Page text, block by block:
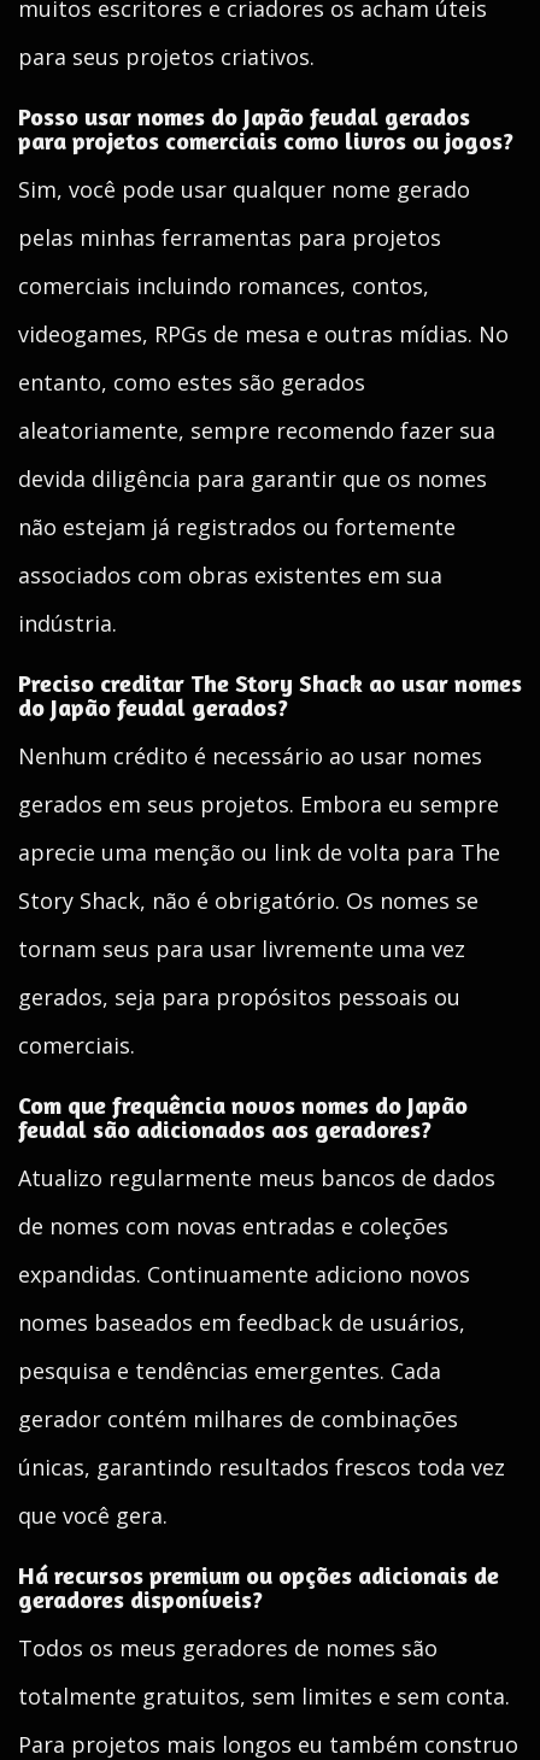
muitos escritores e criadores os acham úteis
para seus projetos criativos.
Posso usar nomes do Japão feudal gerados
para projetos comerciais como livros ou jogos?
Sim, você pode usar qualquer nome gerado
pelas minhas ferramentas para projetos
comerciais incluindo romances, contos,
videogames, RPGs de mesa e outras mídias. No
entanto, como estes são gerados
aleatoriamente, sempre recomendo fazer sua
devida diligência para garantir que os nomes
não estejam já registrados ou fortemente
associados com obras existentes em sua
indústria.
Preciso creditar The Story Shack ao usar nomes
do Japão feudal gerados?
Nenhum crédito é necessário ao usar nomes
gerados em seus projetos. Embora eu sempre
aprecie uma menção ou link de volta para The
Story Shack, não é obrigatório. Os nomes se
tornam seus para usar livremente uma vez
gerados, seja para propósitos pessoais ou
comerciais.
Com que frequência novos nomes do Japão
feudal são adicionados aos geradores?
Atualizo regularmente meus bancos de dados
de nomes com novas entradas e coleções
expandidas. Continuamente adiciono novos
nomes baseados em feedback de usuários,
pesquisa e tendências emergentes. Cada
gerador contém milhares de combinações
únicas, garantindo resultados frescos toda vez
que você gera.
Há recursos premium ou opções adicionais de
geradores disponíveis?
Todos os meus geradores de nomes são
totalmente gratuitos, sem limites e sem conta.
Para projetos mais longos eu também construo